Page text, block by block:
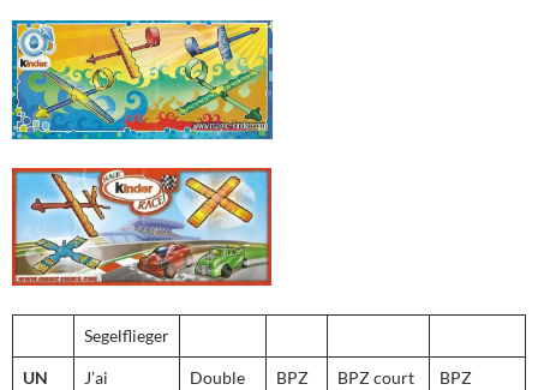
Segelflieger
UN J’ai Double
BPZ
BPZ court
BPZ